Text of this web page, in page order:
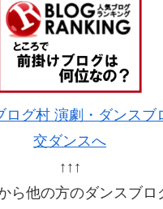
↑↑↑
ら他の方のダンスブロ